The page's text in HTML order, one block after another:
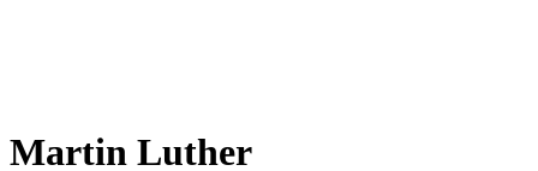
Martin Luther